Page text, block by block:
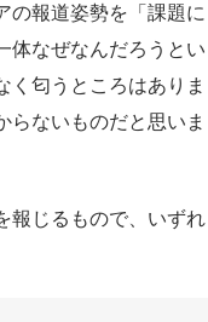
の報道姿勢を「課題に
体なぜなんだろうとい
く匂うところはありま
らないものだと思いま
報じるもので、いずれ